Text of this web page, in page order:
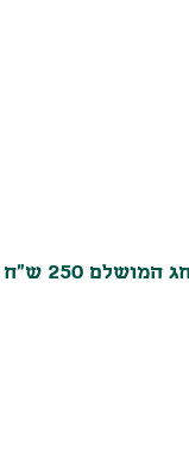
מארז לחג המושלם 250 ש"ח